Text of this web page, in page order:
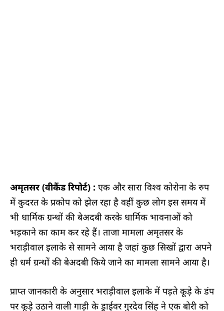
अमृतसर (वीकैंड रिपोर्ट) : एक और सारा विश्व कोरोना के रुप
में कुदरत के प्रकोप को झेल रहा है वहीं कुछ लोग इस समय में
भी धार्मिक ग्रन्थों की बेअदबी करके धार्मिक भावनाओं को
भड़काने का काम कर रहे हैं। ताजा मामला अमृतसर के
भराड़ीवाल इलाके से सामने आया है जहां कुछ सिखों द्वारा अपने
ही धर्म ग्रन्थों की बेअदबी किये जाने का मामला सामने आया है।
प्राप्त जानकारी के अनुसार भराड़ीवाल इलाके में पड़ते कूड़े के डंप
पर कूड़े उठाने वाली गाड़ी के ड्राईवर गुरदेव सिंह ने एक बोरी को